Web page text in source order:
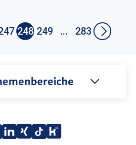
248 249 ... 283
YouTube
LinkedIn
Xing TiktokKununu